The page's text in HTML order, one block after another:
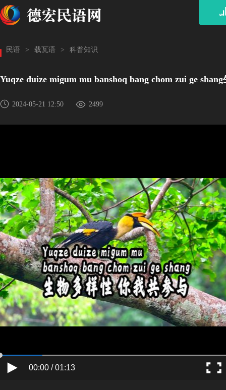
民语 > 载瓦语 > 科普知识
Yuqze duize migum mu banshoq bang chom zui ge
2024-05-21 12:50 2499
00:00 / 01:13